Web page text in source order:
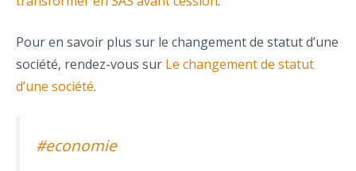
Pour en savoir plus sur le changement de statut d’une
société, rendez-vous sur Le changement de statut
d’une société.
#economie